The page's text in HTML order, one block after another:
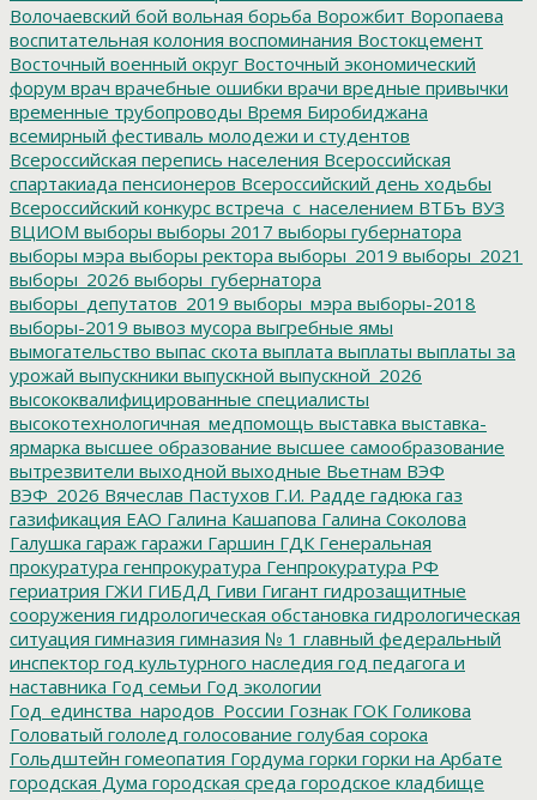
Волочаевский бой вольная борьба Ворожбит Воропаева
воспитательная колония воспоминания Востокцемент
Восточный военный округ Восточный экономический
форум врач врачебные ошибки врачи вредные привычки
временные трубопроводы Время Биробиджана
всемирный фестиваль молодежи и студентов
Всероссийская перепись населения Всероссийская
спартакиада пенсионеров Всероссийский день ходьбы
Всероссийский конкурс встреча_с_населением ВТБъ ВУЗ
ВЦИОМ выборы выборы 2017 выборы губернатора
выборы мэра выборы ректора выборы_2019 выборы_2021
выборы_2026 выборы_губернатора
выборы_депутатов_2019 выборы_мэра выборы-2018
выборы-2019 вывоз мусора выгребные ямы
вымогательство выпас скота выплата выплаты выплаты за
урожай выпускники выпускной выпускной_2026
высококвалифицированные специалисты
высокотехнологичная_медпомощь выставка выставка-
ярмарка высшее образование высшее самообразование
вытрезвители выходной выходные Вьетнам ВЭФ
ВЭФ_2026 Вячеслав Пастухов Г.И. Радде гадюка газ
газификация ЕАО Галина Кашапова Галина Соколова
Галушка гараж гаражи Гаршин ГДК Генеральная
прокуратура генпрокуратура Генпрокуратура РФ
гериатрия ГЖИ ГИБДД Гиви Гигант гидрозащитные
сооружения гидрологическая обстановка гидрологическая
ситуация гимназия гимназия № 1 главный федеральный
инспектор год культурного наследия год педагога и
наставника Год семьи Год экологии
Год_единства_народов_России Гознак ГОК Голикова
Головатый гололед голосование голубая сорока
Гольдштейн гомеопатия Гордума горки горки на Арбате
городская Дума городская среда городское кладбище